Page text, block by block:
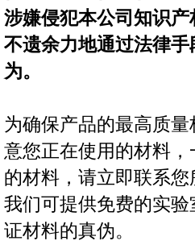
涉嫌侵犯本公司知识
不遗余力地通过法律
为。
为确保产品的最高质
意您正在使用的材料
的材料，请立即联系您
我们可提供免费的实
证材料的真伪。